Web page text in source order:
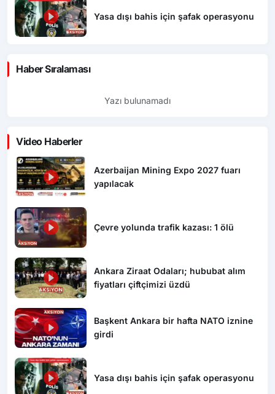
Yasa dışı bahis için şafak operasyonu
Haber Sıralaması
Yazı bulunamadı
Video Haberler
Azerbaijan Mining Expo 2027 fuarı
yapılacak
Çevre yolunda trafik kazası: 1 ölü
Ankara Ziraat Odaları; hububat alım
fiyatları çiftçimizi üzdü
Başkent Ankara bir hafta NATO iznine
girdi
Yasa dışı bahis için şafak operasyonu